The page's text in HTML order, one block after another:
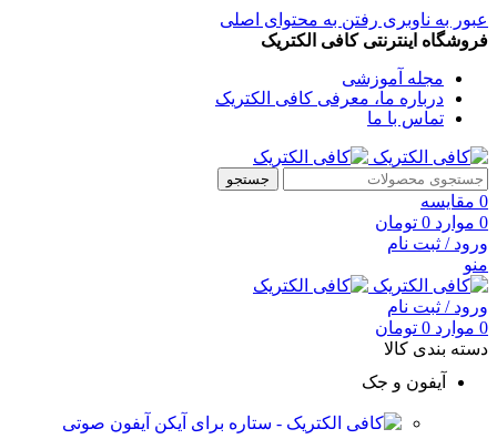
عبور به ناوبری رفتن به محتوای اصلی
فروشگاه اینترنتی کافی الکتریک
مجله آموزشی
درباره ما، معرفی کافی الکتریک
تماس با ما
جستجو
0 مقایسه
0 موارد 0 تومان
ورود / ثبت نام
منو
ورود / ثبت نام
0 موارد 0 تومان
دسته بندی کالا
آیفون و جک
آیفون صوتی